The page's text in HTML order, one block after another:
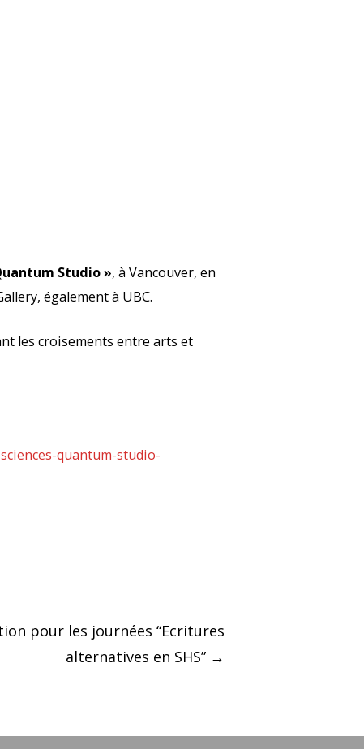
Studio », à Vancouver, en
également à UBC.
les croisements entre arts et
quantum-studio-
pour les journées “Ecritures
alternatives en SHS” →